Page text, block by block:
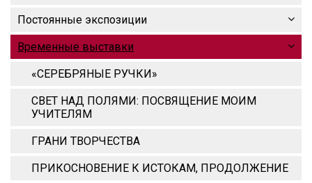
Постоянные экспозиции
Временные выставки
«СЕРЕБРЯНЫЕ РУЧКИ»
СВЕТ НАД ПОЛЯМИ: ПОСВЯЩЕНИЕ МОИМ
УЧИТЕЛЯМ
ГРАНИ ТВОРЧЕСТВА
ПРИКОСНОВЕНИЕ К ИСТОКАМ, ПРОДОЛЖЕНИЕ